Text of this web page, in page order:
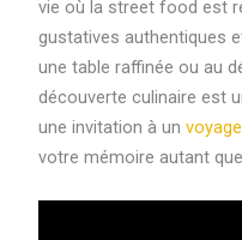
vie où la street food est
gustatives authentiques
une table raffinée ou au
découverte culinaire est
une invitation à un
votre mémoire autant